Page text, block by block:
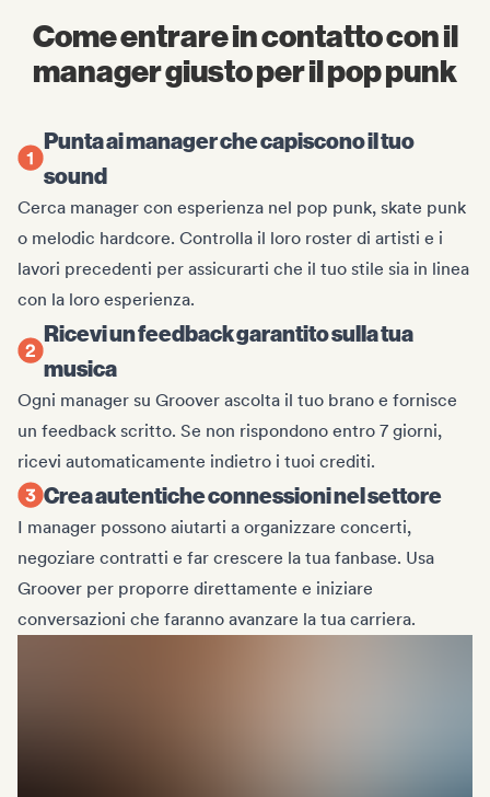
Come entrare in contatto con il
manager giusto per il pop punk
Punta ai manager che capiscono il tuo
sound
Cerca manager con esperienza nel pop punk, skate punk
o melodic hardcore. Controlla il loro roster di artisti e i
lavori precedenti per assicurarti che il tuo stile sia in linea
con la loro esperienza.
Ricevi un feedback garantito sulla tua
musica
Ogni manager su Groover ascolta il tuo brano e fornisce
un feedback scritto. Se non rispondono entro 7 giorni,
ricevi automaticamente indietro i tuoi crediti.
Crea autentiche connessioni nel settore
I manager possono aiutarti a organizzare concerti,
negoziare contratti e far crescere la tua fanbase. Usa
Groover per proporre direttamente e iniziare
conversazioni che faranno avanzare la tua carriera.